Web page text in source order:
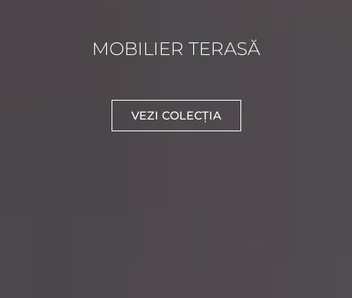
MOBILIER TERASĂ
VEZI COLECȚIA